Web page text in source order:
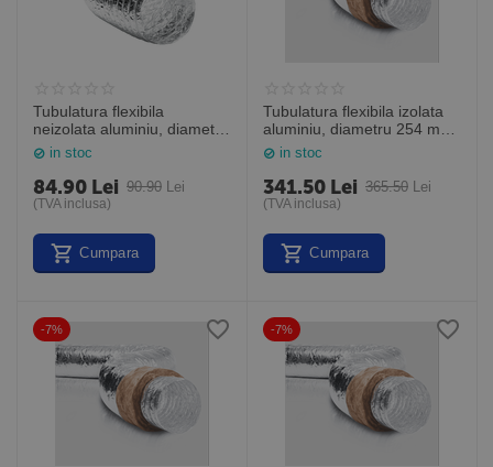
Tubulatura flexibila
neizolata aluminiu, diametru
127 mm, cutie de 10 m,
ALUAFS 127
in stoc
90.90 Lei
84.90 Lei
(TVA inclusa)
Cumpara
Tubulatura flexibila izolata
aluminiu, diametru 254 mm,
cutie de 10 m, ISOAFS 254
in stoc
365.50 Lei
341.50 Lei
(TVA inclusa)
Cumpara
-7% -7%